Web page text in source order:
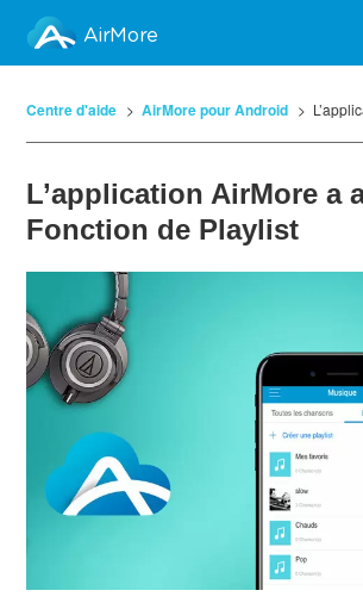
AirMore
Centre d'aide AirMore pour Android L’application
L’application AirMore a
Fonction de Playlist